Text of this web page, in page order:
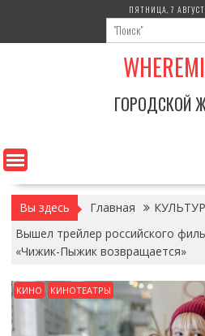
содержимому
ПЯТНИЦА, 7
ГОРОДСКОЙ
Вы здесь Главная
Вышел трейлер российского
«Чижик-Пыжик возвращается»
КИНО КИНОТЕАТРЫ